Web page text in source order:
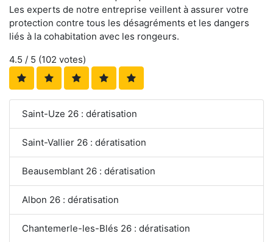
Les experts de notre entreprise veillent à assurer votre
protection contre tous les désagréments et les dangers
liés à la cohabitation avec les rongeurs.
4.5 / 5 (102 votes)
Saint-Uze 26 : dératisation
Saint-Vallier 26 : dératisation
Beausemblant 26 : dératisation
Albon 26 : dératisation
Chantemerle-les-Blés 26 : dératisation